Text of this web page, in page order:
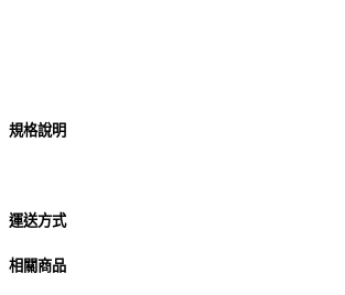
規格說明
運送方式
相關商品